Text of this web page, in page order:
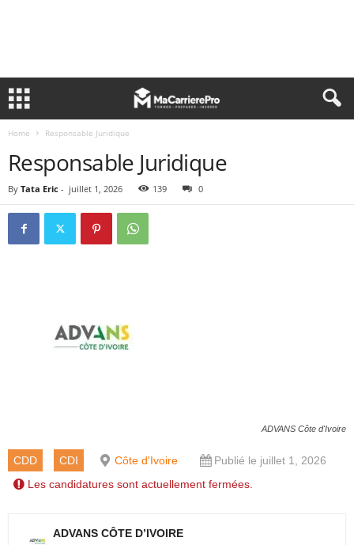
Home Responsable Juridique
Responsable Juridique
By Tata Eric - juillet 1, 2026 139 0
ADVANS Côte d'Ivoire
CDD CDI Côte d'Ivoire
Publié le juillet 1, 2026
Les candidatures sont actuellement fermées.
ADVANS CÔTE D’IVOIRE